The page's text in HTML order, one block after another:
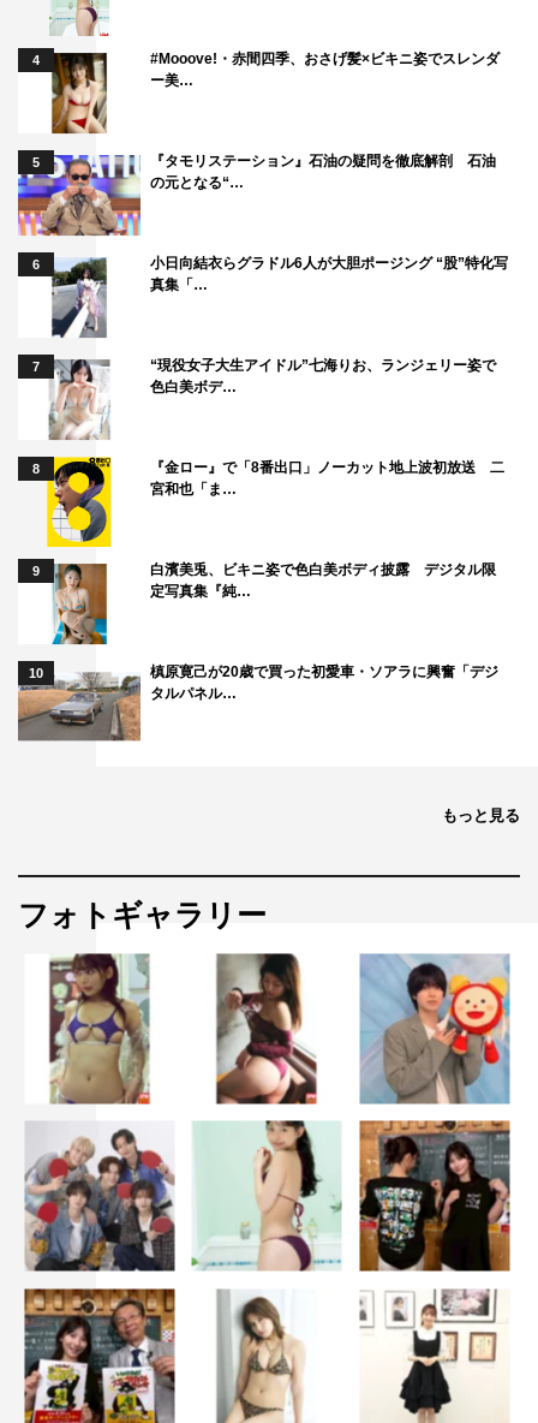
さらに、2月23日（木・祝）より「超限定！カレンダー付
きVillageフォトカード」が特典に付いたムビチケカードの
発売が決定。本作の撮影を担当したフォトグラファー出身
ーが表裏一体となったフォトカードとなっており、1年通
して映画「ヴィレッジ」の世界を楽しむことができる。
©2023「ヴィレッジ」製作委員会
本予告映像
作品情報
「ヴィレッジ」
2023年4月21日（金）全国公開
出演：横浜流星
黒木華 一ノ瀬ワタル 奥平大兼 作間龍斗
淵上泰史 戸田昌宏 矢島健一／杉本哲太 西田尚美 木
野花
中村獅童 古田新太
監督・脚本：藤井道人
音楽：岩代太郎
4
#Mooove!・赤間四季、おさげ髪×ビキニ姿でスレンダ
ー美…
5
『タモリステーション』石油の疑問を徹底解剖 石油
の元となる“…
6
小日向結衣らグラドル6人が大胆ポージング “股”特化写
真集「…
7
“現役女子大生アイドル”七海りお、ランジェリー姿で
色白美ボデ…
8
『金ロー』で「8番出口」ノーカット地上波初放送 二
宮和也「ま…
9
白濱美兎、ビキニ姿で色白美ボディ披露 デジタル限
定写真集『純…
10
槙原寛己が20歳で買った初愛車・ソアラに興奮「デジ
タルパネル…
もっと見る
フォトギャラリー